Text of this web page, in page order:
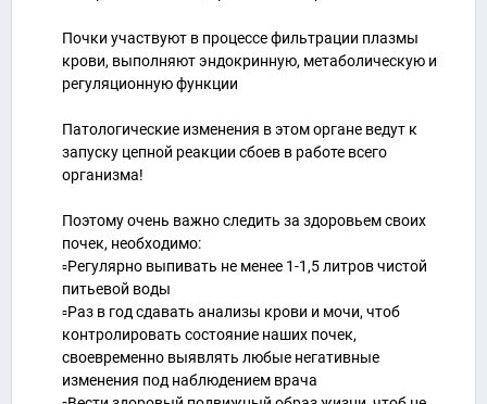
Почки участвуют в процессе фильтрации плазмы
крови, выполняют эндокринную, метаболическую и
регуляционную функции
Патологические изменения в этом органе ведут к
запуску цепной реакции сбоев в работе всего
организма!
Поэтому очень важно следить за здоровьем своих
почек, необходимо:
▫️Регулярно выпивать не менее 1-1,5 литров чистой
питьевой воды
▫️Раз в год сдавать анализы крови и мочи, чтоб
контролировать состояние наших почек,
своевременно выявлять любые негативные
изменения под наблюдением врача